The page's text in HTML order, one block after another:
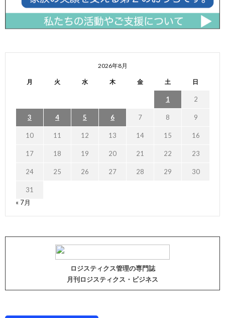
2026年8月
月 火 水 木 金 土 日
1 2
3 4 5 6 7 8 9
10 11 12 13 14 15 16
17 18 19 20 21 22 23
24 25 26 27 28 29 30
31
« 7月
ロジスティクス管理の専門誌
月刊ロジスティクス・ビジネス